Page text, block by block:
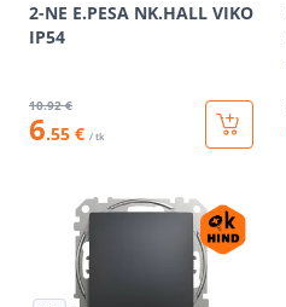
2-NE E.PESA NK.HALL VIKO
IP54
10.92 €
6.55 € / tk